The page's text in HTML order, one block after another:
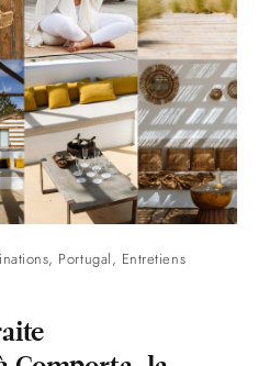
, Portugal, Entretiens